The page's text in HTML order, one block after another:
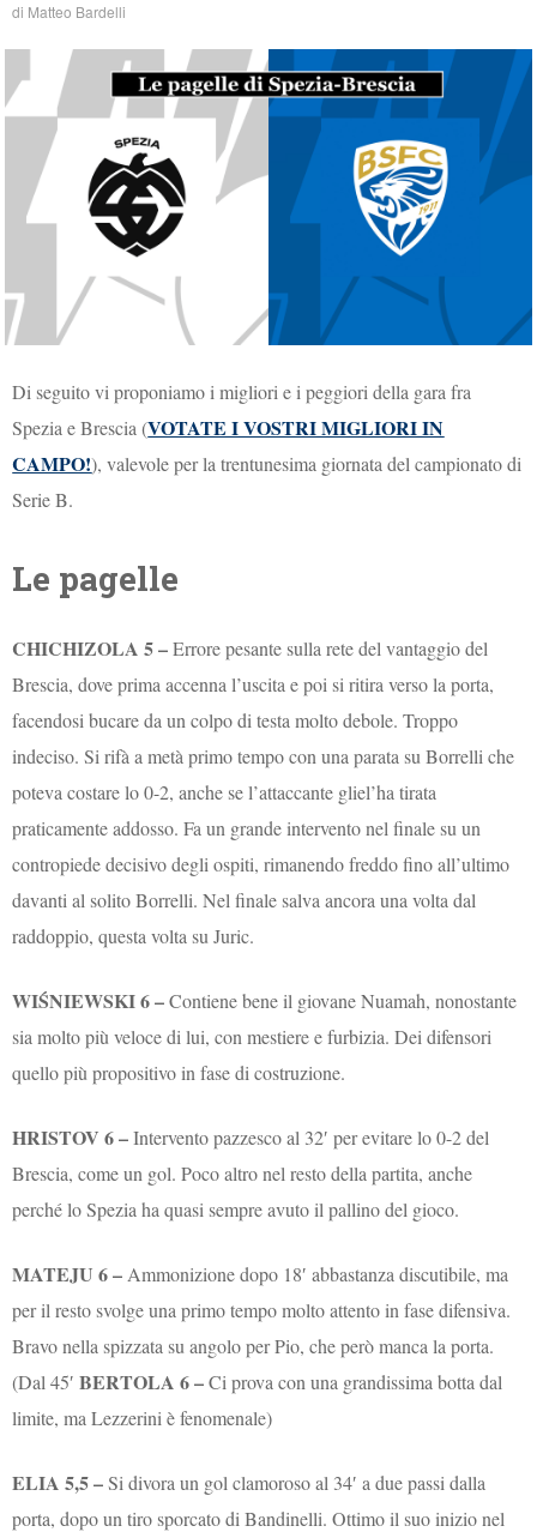
di Matteo Bardelli
Di seguito vi proponiamo i migliori e i peggiori della gara fra
Spezia e Brescia (VOTATE I VOSTRI MIGLIORI IN
CAMPO!), valevole per la trentunesima giornata del campionato di
Serie B.
Le pagelle
CHICHIZOLA 5 –Errore pesante sulla rete del vantaggio del
Brescia, dove prima accenna l’uscita e poi si ritira verso la porta,
facendosi bucare da un colpo di testa molto debole. Troppo
indeciso. Si rifà a metà primo tempo con una parata su Borrelli che
poteva costare lo 0-2, anche se l’attaccante gliel’ha tirata
praticamente addosso. Fa un grande intervento nel finale su un
contropiede decisivo degli ospiti, rimanendo freddo fino all’ultimo
davanti al solito Borrelli. Nel finale salva ancora una volta dal
raddoppio, questa volta su Juric.
WIŚNIEWSKI6 –Contiene bene il giovane Nuamah, nonostante
sia molto più veloce di lui, con mestiere e furbizia. Dei difensori
quello più propositivo in fase di costruzione.
HRISTOV 6 –Intervento pazzesco al 32′ per evitare lo 0-2 del
Brescia, come un gol. Poco altro nel resto della partita, anche
perché lo Spezia ha quasi sempre avuto il pallino del gioco.
MATEJU 6 –Ammonizione dopo 18′ abbastanza discutibile, ma
per il resto svolge una primo tempo molto attento in fase difensiva.
Bravo nella spizzata su angolo per Pio, che però manca la porta.
(Dal 45′BERTOLA 6 –Ci prova con una grandissima botta dal
limite, ma Lezzerini è fenomenale)
ELIA 5,5 –Si divora un gol clamoroso al 34′ a due passi dalla
porta, dopo un tiro sporcato di Bandinelli. Ottimo il suo inizio nel